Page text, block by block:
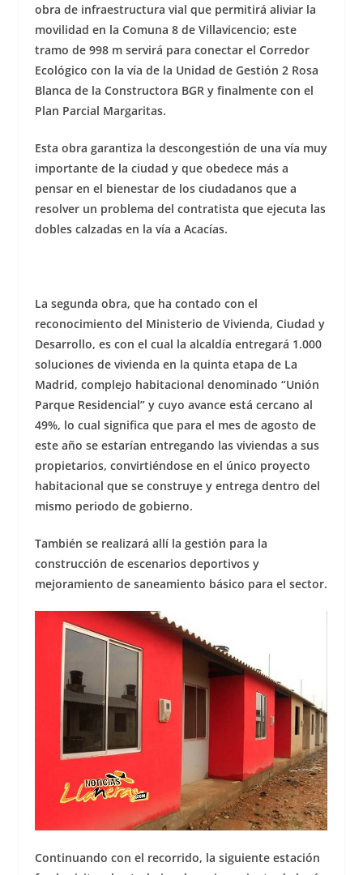
obra de infraestructura vial que permitirá aliviar la
movilidad en la Comuna 8 de Villavicencio; este
tramo de 998 m servirá para conectar el Corredor
Ecológico con la vía de la Unidad de Gestión 2 Rosa
Blanca de la Constructora BGR y finalmente con el
Plan Parcial Margaritas.
Esta obra garantiza la descongestión de una vía muy
importante de la ciudad y que obedece más a
pensar en el bienestar de los ciudadanos que a
resolver un problema del contratista que ejecuta las
dobles calzadas en la vía a Acacías.
La segunda obra, que ha contado con el
reconocimiento del Ministerio de Vivienda, Ciudad y
Desarrollo, es con el cual la alcaldía entregará 1.000
soluciones de vivienda en la quinta etapa de La
Madrid, complejo habitacional denominado “Unión
Parque Residencial” y cuyo avance está cercano al
49%, lo cual significa que para el mes de agosto de
este año se estarían entregando las viviendas a sus
propietarios, convirtiéndose en el único proyecto
habitacional que se construye y entrega dentro del
mismo periodo de gobierno.
También se realizará allí la gestión para la
construcción de escenarios deportivos y
mejoramiento de saneamiento básico para el sector.
Continuando con el recorrido, la siguiente estación